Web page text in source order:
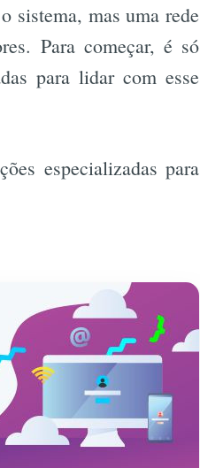
sistema, mas uma rede
Para começar, é só
para lidar com esse
especializadas para